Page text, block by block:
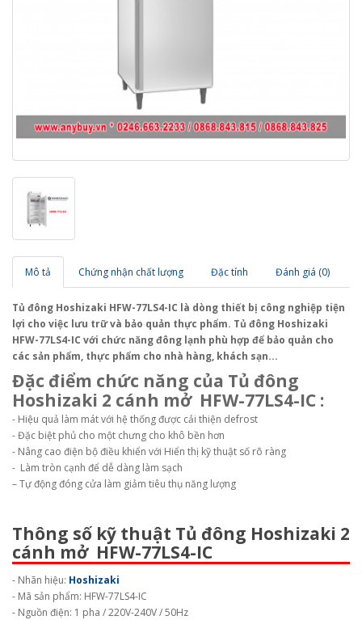
Mô tả Chứng nhận chất lượng Đặc tính Đánh giá (0)
Tủ đông Hoshizaki HFW-77LS4-IC là dòng thiết bị công nghiệp tiện
lợi cho việc lưu trữ và bảo quản thực phẩm. Tủ đông Hoshizaki
HFW-77LS4-IC với chức năng đông lạnh phù hợp để bảo quản cho
các sản phẩm, thực phẩm cho nhà hàng, khách sạn...
Đặc điểm chức năng của Tủ đông
Hoshizaki 2 cánh mở HFW-77LS4-IC :
- Hiệu quả làm mát với hệ thống được cải thiện defrost
- Đặc biệt phủ cho một chưng cho khô bền hơn
- Nâng cao điện bộ điều khiển với Hiển thị kỹ thuật số rõ ràng
- Làm tròn cạnh để dễ dàng làm sạch
– Tự động đóng cửa làm giảm tiêu thụ năng lượng
Thông số kỹ thuật Tủ đông Hoshizaki 2
cánh mở HFW-77LS4-IC
- Nhãn hiệu: Hoshizaki
- Mã sản phẩm: HFW-77LS4-IC
- Nguồn điện: 1 pha / 220V-240V / 50Hz